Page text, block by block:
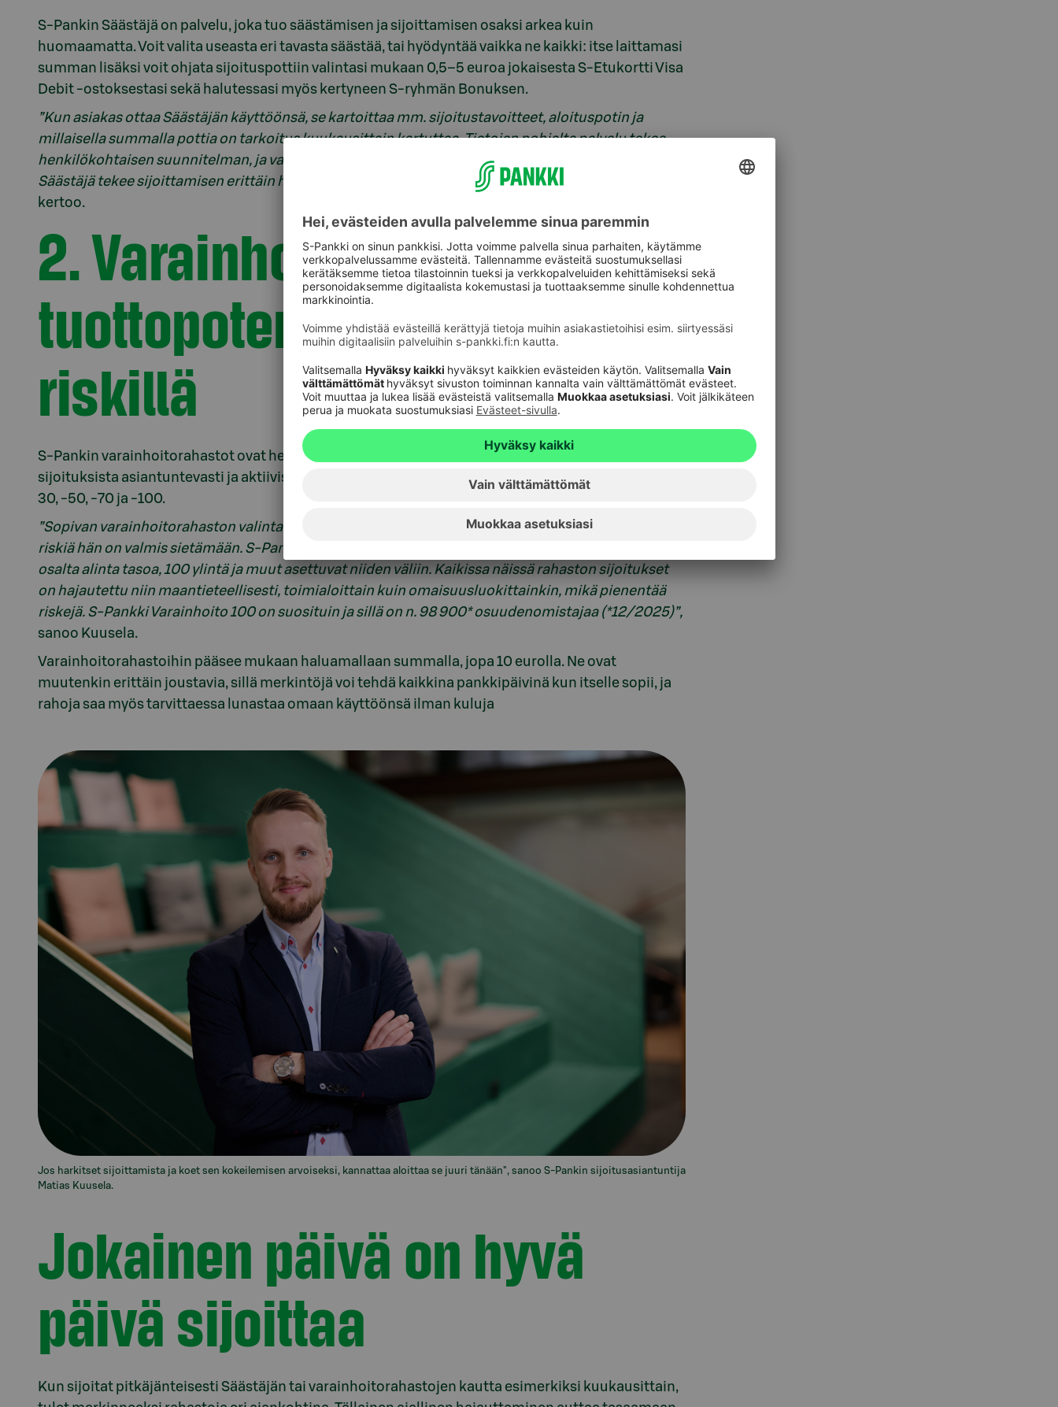
S-Pankin Säästäjä on palvelu, joka tuo säästämisen ja sijoittamisen osaksi arkea kuin
huomaamatta. Voit valita useasta eri tavasta säästää, tai hyödyntää vaikka ne kaikki: itse laittamasi
summan lisäksi voit ohjata sijoituspottiin valintasi mukaan 0,5–5 euroa jokaisesta S-Etukortti Visa
Debit -ostoksestasi sekä halutessasi myös kertyneen S-ryhmän Bonuksen.
”Kun asiakas ottaa Säästäjän käyttöönsä, se kartoittaa mm. sijoitustavoitteet, aloituspotin ja
millaisella summalla pottia on tarkoitus kuukausittain kartuttaa. Tietojen pohjalta palvelu tekee
henkilökohtaisen suunnitelman, ja valitsee sen perusteella painotuksen kahden rahaston välillä
Säästäjä tekee sijoittamisen erittäin helpoksi, ja siksi sillä onkin jo yli 100 000 käyttäjää”,
kertoo.
2. Varainhoitorahastoilla
tuottopotentiaalia sopivalla
riskillä
S-Pankin varainhoitorahastot ovat helppo tapa sijoittaa, sillä rahastonhoitaja huolehtii
sijoituksista asiantuntevasti ja aktiivisesti. Valittavana on neljä vaihtoehtoa: S-Pankki Varainhoito
30, -50, -70 ja -100.
”Sopivan varainhoitorahaston valinta riippuu siitä millaista tuottoa asiakas odottaa ja millaista
riskiä hän on valmis sietämään. S-Pankki Varainhoito 30 edustaa riskien ja tuotto-odotusten
osalta alinta tasoa, 100 ylintä ja muut asettuvat niiden väliin. Kaikissa näissä rahaston sijoitukset
on hajautettu niin maantieteellisesti, toimialoittain kuin omaisuusluokittainkin, mikä pienentää
riskejä. S-Pankki Varainhoito 100 on suosituin ja sillä on n. 98 900* osuudenomistajaa (*12/2025)”,
sanoo Kuusela.
Varainhoitorahastoihin pääsee mukaan haluamallaan summalla, jopa 10 eurolla. Ne ovat
muutenkin erittäin joustavia, sillä merkintöjä voi tehdä kaikkina pankkipäivinä kun itselle sopii, ja
rahoja saa myös tarvittaessa lunastaa omaan käyttöönsä ilman kuluja
Jos harkitset sijoittamista ja koet sen kokeilemisen arvoiseksi, kannattaa aloittaa se juuri tänään", sanoo S-Pankin sijoitusasiantuntija
Matias Kuusela.
Jokainen päivä on hyvä
päivä sijoittaa
Kun sijoitat pitkäjänteisesti Säästäjän tai varainhoitorahastojen kautta esimerkiksi kuukausittain,